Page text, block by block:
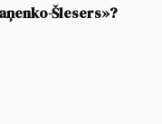
Šlesers»?